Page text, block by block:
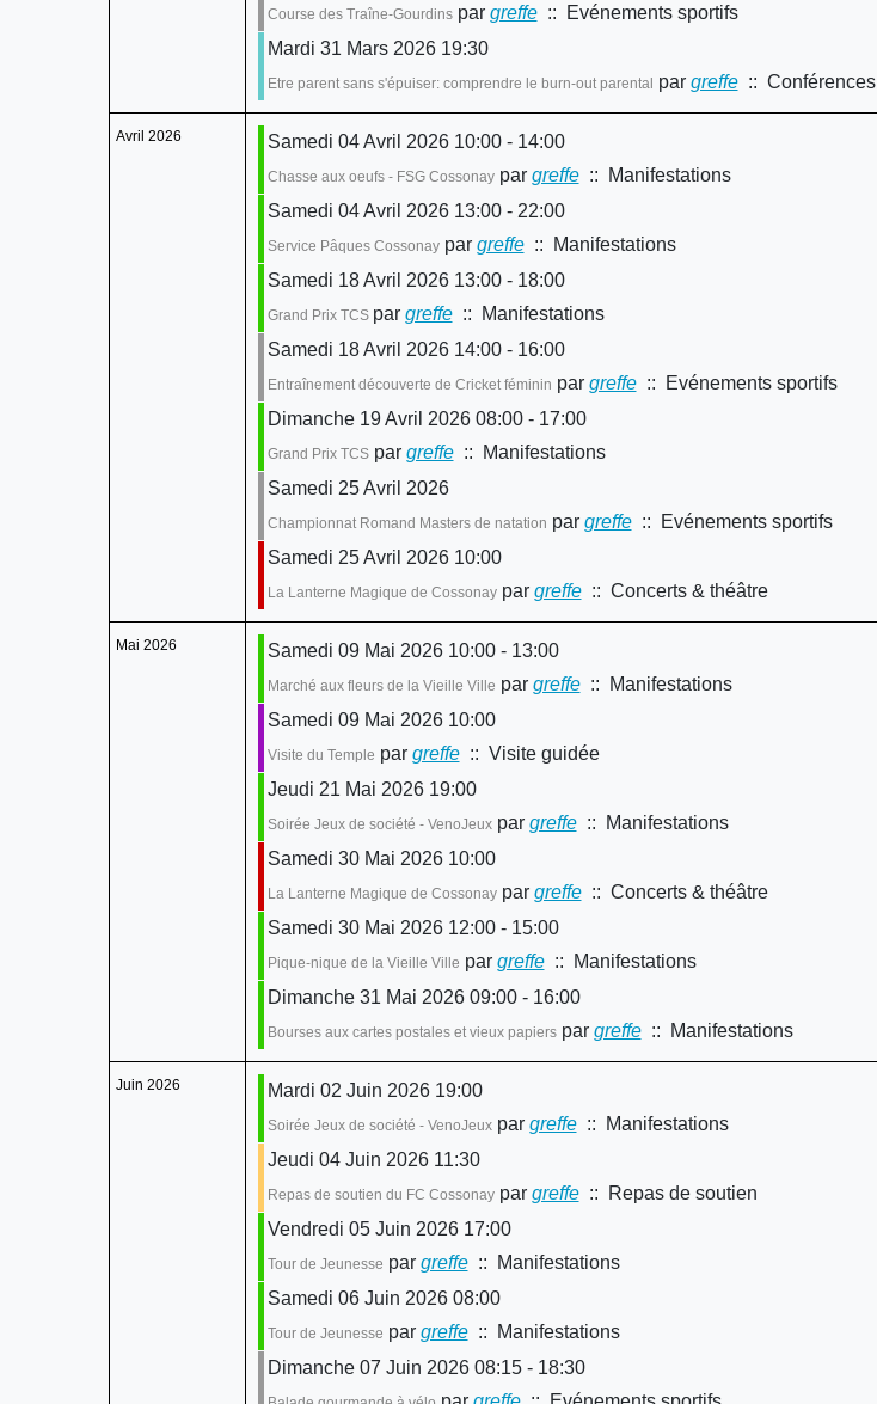
Course des Traîne-Gourdinspar greffe:: Evénements sportifs
Mardi 31 Mars 2026 19:30
Etre parent sans s'épuiser: comprendre le burn-out parental par greffe:: Conférences
Avril 2026 Samedi 04 Avril 2026 10:00 - 14:00
Chasse aux oeufs - FSG Cossonaypar greffe:: Manifestations
Samedi 04 Avril 2026 13:00 - 22:00
Service Pâques Cossonaypar greffe:: Manifestations
Samedi 18 Avril 2026 13:00 - 18:00
Grand Prix TCS par greffe:: Manifestations
Samedi 18 Avril 2026 14:00 - 16:00
Entraînement découverte de Cricket féminin par greffe:: Evénements sportifs
Dimanche 19 Avril 2026 08:00 - 17:00
Grand Prix TCSpar greffe:: Manifestations
Samedi 25 Avril 2026
Championnat Romand Masters de natation par greffe:: Evénements sportifs
Samedi 25 Avril 2026 10:00
La Lanterne Magique de Cossonaypar greffe:: Concerts & théâtre
Mai 2026 Samedi 09 Mai 2026 10:00 - 13:00
Marché aux fleurs de la Vieille Ville par greffe:: Manifestations
Samedi 09 Mai 2026 10:00
Visite du Temple par greffe:: Visite guidée
Jeudi 21 Mai 2026 19:00
Soirée Jeux de société - VenoJeuxpar greffe:: Manifestations
Samedi 30 Mai 2026 10:00
La Lanterne Magique de Cossonaypar greffe:: Concerts & théâtre
Samedi 30 Mai 2026 12:00 - 15:00
Pique-nique de la Vieille Ville par greffe:: Manifestations
Dimanche 31 Mai 2026 09:00 - 16:00
Bourses aux cartes postales et vieux papierspar greffe:: Manifestations
Juin 2026 Mardi 02 Juin 2026 19:00
Soirée Jeux de société - VenoJeuxpar greffe:: Manifestations
Jeudi 04 Juin 2026 11:30
Repas de soutien du FC Cossonaypar greffe:: Repas de soutien
Vendredi 05 Juin 2026 17:00
Tour de Jeunesse par greffe:: Manifestations
Samedi 06 Juin 2026 08:00
Tour de Jeunesse par greffe:: Manifestations
Dimanche 07 Juin 2026 08:15 - 18:30